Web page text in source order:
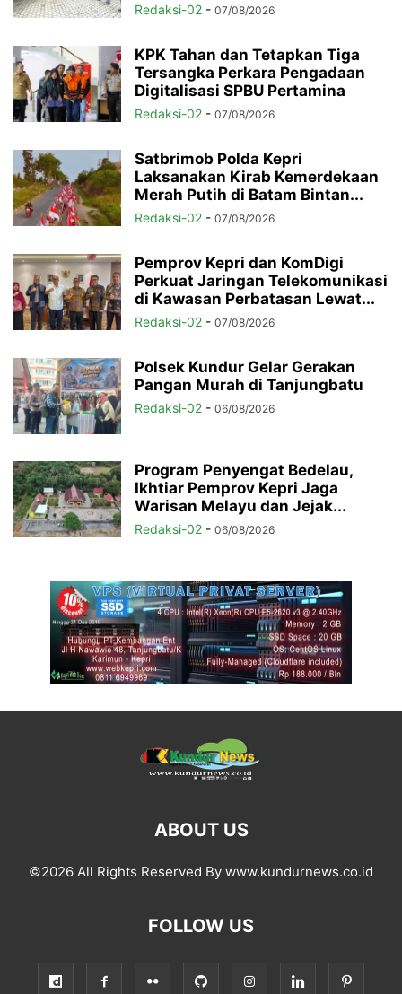
Redaksi-02 - 07/08/2026
KPK Tahan dan Tetapkan Tiga
Tersangka Perkara Pengadaan
Digitalisasi SPBU Pertamina
Redaksi-02 - 07/08/2026
Satbrimob Polda Kepri
Laksanakan Kirab Kemerdekaan
Merah Putih di Batam Bintan...
Redaksi-02 - 07/08/2026
Pemprov Kepri dan KomDigi
Perkuat Jaringan Telekomunikasi
di Kawasan Perbatasan Lewat...
Redaksi-02 - 07/08/2026
Polsek Kundur Gelar Gerakan
Pangan Murah di Tanjungbatu
Redaksi-02 - 06/08/2026
Program Penyengat Bedelau,
Ikhtiar Pemprov Kepri Jaga
Warisan Melayu dan Jejak...
Redaksi-02 - 06/08/2026
ABOUT US
©2026 All Rights Reserved By www.kundurnews.co.id
FOLLOW US